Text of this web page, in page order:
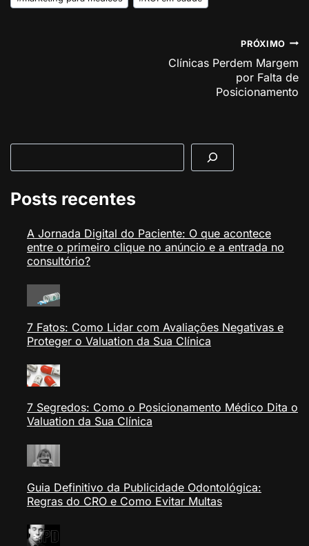
PRÓXIMO
Clínicas Perdem Margem
por Falta de
Posicionamento
Pesquisar
Posts recentes
A Jornada Digital do Paciente: O que acontece
entre o primeiro clique no anúncio e a entrada no
consultório?
7 Fatos: Como Lidar com Avaliações Negativas e
Proteger o Valuation da Sua Clínica
7 Segredos: Como o Posicionamento Médico Dita o
Valuation da Sua Clínica
Guia Definitivo da Publicidade Odontológica:
Regras do CRO e Como Evitar Multas